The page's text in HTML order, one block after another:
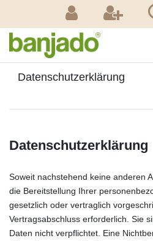
Daten­schutz­erklärung
Datenschutzerklärung
Soweit nachstehend keine anderen
die Bereitstellung Ihrer
gesetzlich oder vertraglich
Vertragsabschluss erforderlich. Sie
Daten nicht verpflichtet. Eine